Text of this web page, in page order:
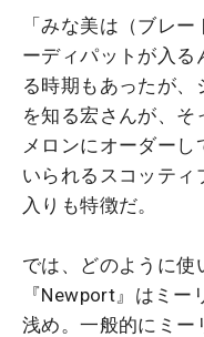
「みな美は（ブレ
ーディパットが入る
る時期もあったが、
を知る宏さんが、
メロンにオーダーし
いられるスコッティ
入りも特徴だ。
では、どのように使
『Newport』はミ
浅め。一般的にミー